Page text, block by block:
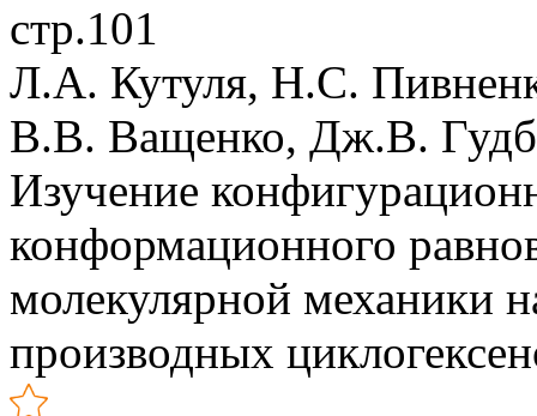
стр.101
Л.А. Кутуля, Н.С.
В.В. Ващенко, Дж.В.
Изучение
конформационного
молекулярной механики
производных